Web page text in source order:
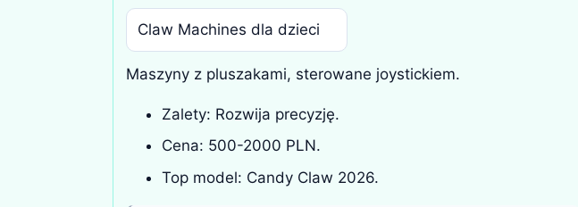
Claw Machines dla dzieci
Maszyny z pluszakami, sterowane joystickiem.
Zalety: Rozwija precyzję.
Cena: 500-2000 PLN.
Top model: Candy Claw 2026.